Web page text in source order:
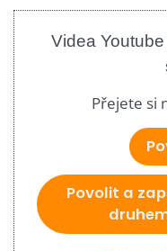
Videa
Přejete si
Povolit a